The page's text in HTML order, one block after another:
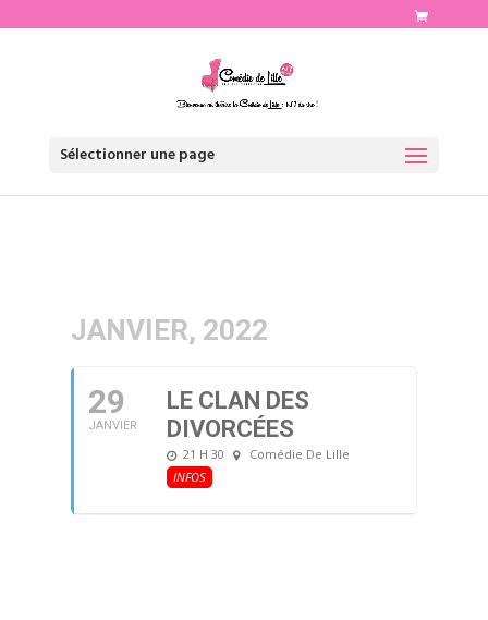
Sélectionner une page
JANVIER, 2022
29
JANVIER
LE CLAN DES
DIVORCÉES
21 H 30
Comédie De Lille
INFOS